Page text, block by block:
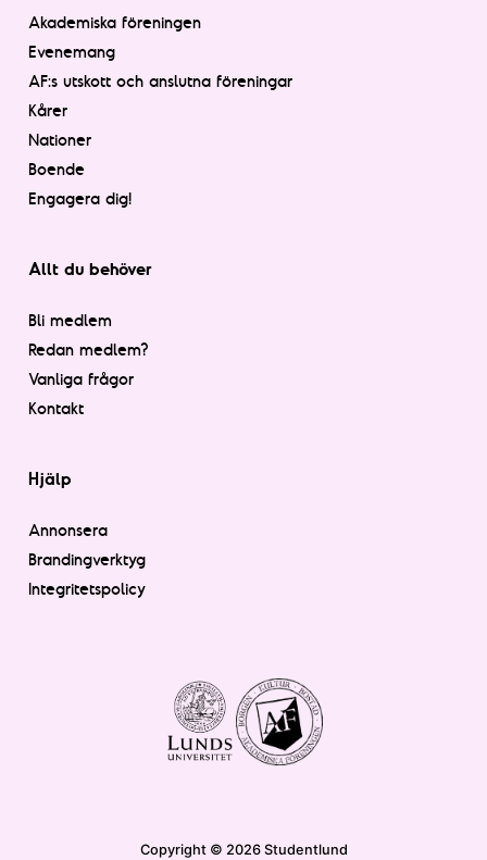
Akademiska föreningen
Evenemang
AF:s utskott och anslutna föreningar
Kårer
Nationer
Boende
Engagera dig!
Allt du behöver
Bli medlem
Redan medlem?
Vanliga frågor
Kontakt
Hjälp
Annonsera
Brandingverktyg
Integritetspolicy
Copyright © 2026 Studentlund